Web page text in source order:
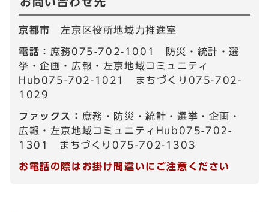
京都市左京区役所地域力推進室
電話： 庶務075-702-1001 防災・統計・選
挙・企画・広報・左京地域コミュニティ
Hub075-702-1021 まちづくり075-702-
1029
ファックス： 庶務・防災・統計・選挙・企画・
広報・左京地域コミュニティHub075-702-
1301 まちづくり075-702-1303
お電話の際はお掛け間違いにご注意ください